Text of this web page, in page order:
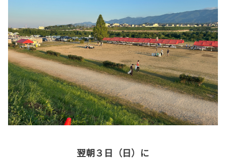
翌朝３日（日）に